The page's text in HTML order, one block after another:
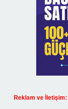
Reklam ve İletişim: